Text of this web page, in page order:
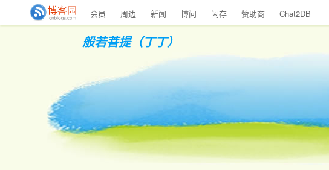
会员 周边 新闻 博问 闪存 赞助商 Chat2DB
般若菩提（丁丁）